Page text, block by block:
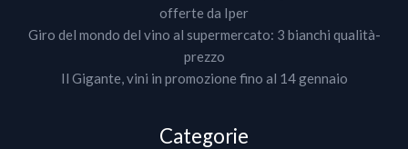
offerte da Iper
Giro del mondo del vino al supermercato: 3 bianchi qualità-
prezzo
Il Gigante, vini in promozione fino al 14 gennaio
Categorie